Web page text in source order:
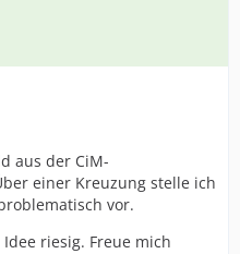
aus der CiM-
einer Kreuzung stelle ich
vor.
riesig. Freue mich